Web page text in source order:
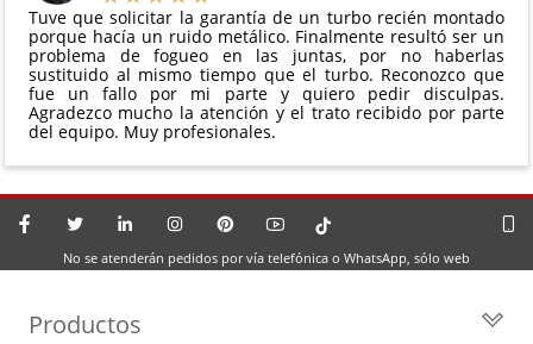
Tuve que solicitar la garantía de un turbo recién montado
porque hacía un ruido metálico. Finalmente resultó ser un
problema de fogueo en las juntas, por no haberlas
sustituido al mismo tiempo que el turbo. Reconozco que
fue un fallo por mi parte y quiero pedir disculpas.
Agradezco mucho la atención y el trato recibido por parte
del equipo. Muy profesionales.
No se atenderán pedidos por vía telefónica o WhatsApp, sólo web
Productos